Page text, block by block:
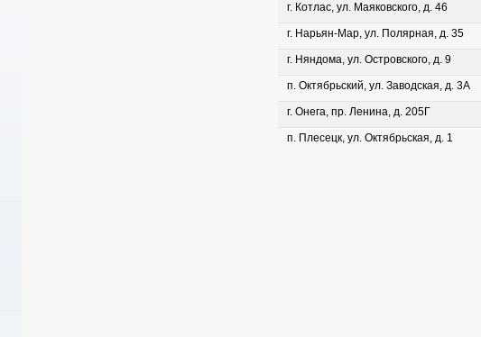
г. Котлас, ул. Маяковского, д. 46
г. Нарьян-Мар, ул. Полярная, д. 35
г. Няндома, ул. Островского, д. 9
п. Октябрьский, ул. Заводская, д. 3А
г. Онега, пр. Ленина, д. 205Г
п. Плесецк, ул. Октябрьская, д. 1